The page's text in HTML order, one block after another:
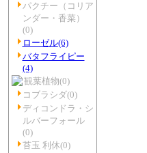
パクチー（コリア
ンダー・香菜）
(0)
ローゼル(6)
バタフライピー
(4)
観葉植物(0)
コブラシダ(0)
ディコンドラ・シ
ルバーフォール
(0)
苔玉 利休(0)